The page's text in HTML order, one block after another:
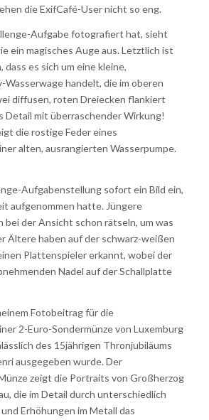
die ExifCafé-User nicht so eng.
Aufgabe fotografiert hat, sieht
ein magisches Auge aus. Letztlich ist
dass es sich um eine kleine,
Wasserwage handelt, die im oberen
diffusen, roten Dreiecken flankiert
Detail mit überraschender Wirkung!
die rostige Feder eines
alten, ausrangierten Wasserpumpe.
Aufgabenstellung sofort ein Bild ein,
aufgenommen hatte. Jüngere
der Ansicht schon rätseln, um was
Ältere haben auf der schwarz-weißen
Plattenspieler erkannt, wobei der
Nadel auf der Schallplatte
Fotobeitrag für die
2-Euro-Sondermünze von Luxemburg
des 15jährigen Thronjubiläums
ausgegeben wurde. Der
zeigt die Portraits von Großherzog
die im Detail durch unterschiedlich
Erhöhungen im Metall das